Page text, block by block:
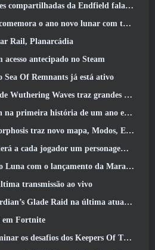
da Endfield fala sobre os jogadores
lunar com três semanas de eventos de super cavalos
Rail, Planarcádia
antecipado no Steam
Sea Of Remnants já está ativo
grandes quedas de conhecimento e mudanças na qualidade de vida
ano em Overwatch (Não “2”, A Blizzard está abandonando isso)
mapa, Modos, E melhorias solicitadas pelos jogadores
um personagem seis estrelas grátis de sua escolha
Maravilha de Inverno de Palia: Atualização de Ano Novo de Riffrocin
transmissão ao vivo
na última atualização de Guild Wars 2 começando hoje
em Fortnite
Of The Flame no Path Of Exile durante o Legacy Of Phrecia